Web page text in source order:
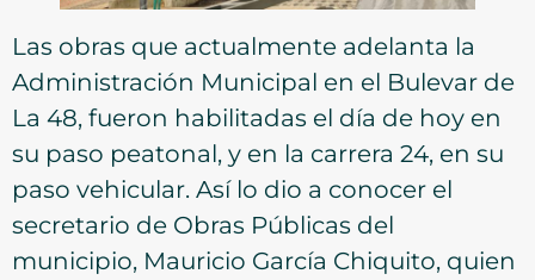
Las obras que actualmente adelanta la
Administración Municipal en el Bulevar de
La 48, fueron habilitadas el día de hoy en
su paso peatonal, y en la carrera 24, en su
paso vehicular. Así lo dio a conocer el
secretario de Obras Públicas del
municipio, Mauricio García Chiquito, quien